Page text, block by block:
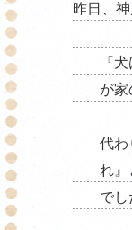
昨日、
『
が
代わ
れ
で